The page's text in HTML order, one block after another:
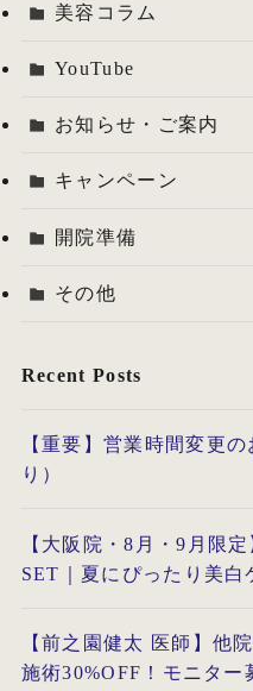
美容コラム
YouTube
お知らせ・ご案内
キャンペーン
開院準備
その他
Recent Posts
【重要】営業時間変更
り）
【大阪院・8月・9月限
SET｜夏にぴったり美白
【前之園健太 医師】他
施術30%OFF！モニター